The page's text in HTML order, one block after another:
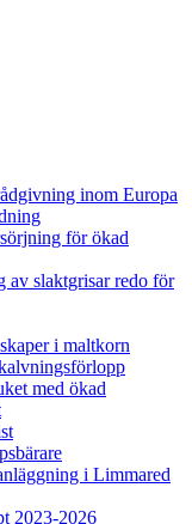
inom Europa
för ökad
av slaktgrisar redo för
i maltkorn
med ökad
i Limmared
2023-2026